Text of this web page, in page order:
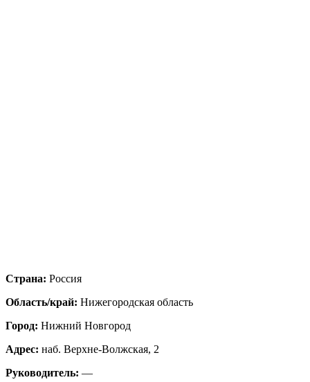
Страна: Россия
Область/край: Нижегородская область
Город: Нижний Новгород
Адрес: наб. Верхне-Волжская, 2
Руководитель: —